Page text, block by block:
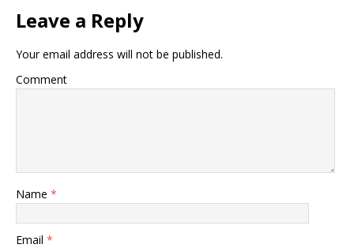
Leave a Reply
Your email address will not be published.
Comment
Name *
Email *